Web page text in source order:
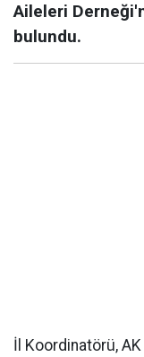
Aileleri
bulundu.
İl Koordinatörü,